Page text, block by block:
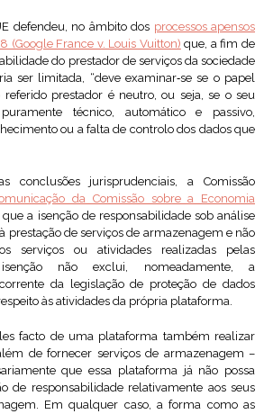
defendeu, no âmbito dos processos apensos
(Google France v. Louis Vuitton) que, a fim de
do prestador de serviços da sociedade
ser limitada, “deve examinar‑se se o papel
prestador é neutro, ou seja, se o seu
técnico, automático e passivo,
ou a falta de controlo dos dados que
conclusões jurisprudenciais, a Comissão
da Comissão sobre a Economia
que a isenção de responsabilidade sob análise
prestação de serviços de armazenagem e não
serviços ou atividades realizadas pelas
não exclui, nomeadamente, a
da legislação de proteção de dados
às atividades da própria plataforma.
facto de uma plataforma também realizar
de fornecer serviços de armazenagem –
que essa plataforma já não possa
de responsabilidade relativamente aos seus
Em qualquer caso, a forma como as